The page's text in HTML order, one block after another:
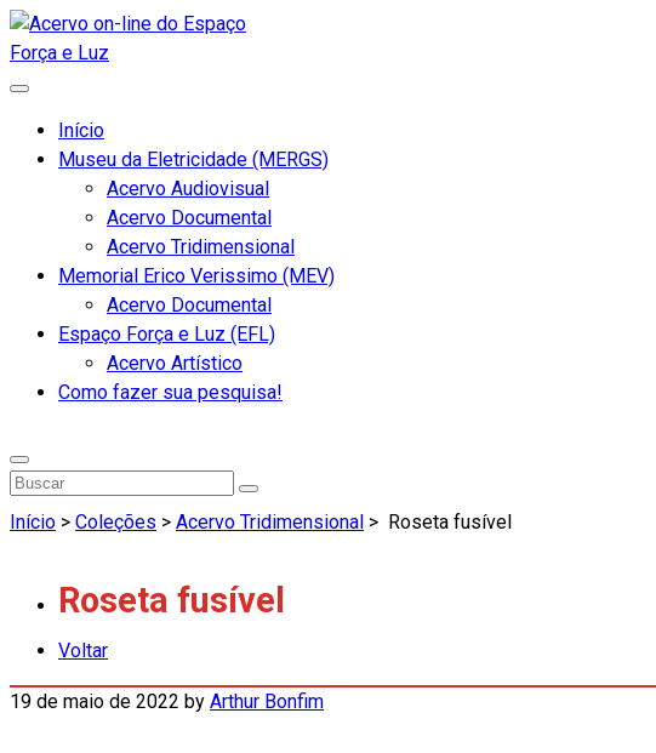
Início
Museu da Eletricidade (MERGS)
Acervo Audiovisual
Acervo Documental
Acervo Tridimensional
Memorial Erico Verissimo (MEV)
Acervo Documental
Espaço Força e Luz (EFL)
Acervo Artístico
Como fazer sua pesquisa!
Início > Coleções > Acervo Tridimensional > Roseta fusível
Roseta fusível
Voltar
19 de maio de 2022 by Arthur Bonfim